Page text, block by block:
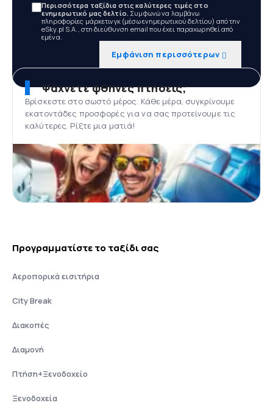
Περισσότερα ταξίδια στις καλύτερες τιμές στο
ενημερωτικό μας δελτίο. Συμφωνώ να λαμβάνω
πληροφορίες μάρκετινγκ (μέσω ενημερωτικού δελτίου) από την
eSky.pl S.A., στη διεύθυνση email που έχει παραχωρηθεί από
εμένα.
Εμφάνιση περισσότερων
Ψάχνετε φθηνές πτήσεις;
Βρίσκεστε στο σωστό μέρος. Κάθε μέρα, συγκρίνουμε
εκατοντάδες προσφορές για να σας προτείνουμε τις
καλύτερες. Ρίξτε μια ματιά!
Προγραμματίστε το ταξίδι σας
Αεροπορικά εισιτήρια
City Break
Διακοπές
Διαμονή
Πτήση+Ξενοδοχείο
Ξενοδοχεία